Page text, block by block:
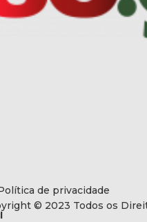
de privacidade
© 2023 Todos os